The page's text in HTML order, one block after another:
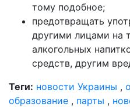
тому подобное;
предотвращать
другими лицами на
алкогольных
средств, другим
Теги: новости Украины ,
образование , парты ,